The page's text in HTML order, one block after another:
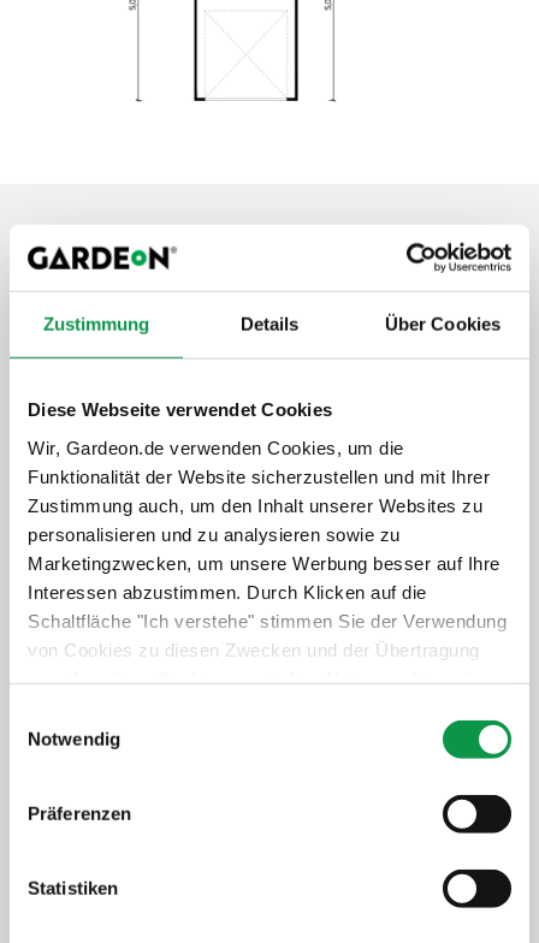
Zustimmung Details Über Cookies
Diese Webseite verwendet Cookies
Wir, Gardeon.de verwenden Cookies, um die
Funktionalität der Website sicherzustellen und mit Ihrer
Zustimmung auch, um den Inhalt unserer Websites zu
personalisieren und zu analysieren sowie zu
Marketingzwecken, um unsere Werbung besser auf Ihre
Interessen abzustimmen. Durch Klicken auf die
Schaltfläche "Ich verstehe" stimmen Sie der Verwendung
von Cookies zu diesen Zwecken und der Übertragung
Werbung in sozialen Netzwerken und Werbenetzwerken
auf anderen Websites zu. Diese Zustimmung ist freiwillig
Informationen zu den verwendeten Cookies, zu Ihren
der Verwendung von Cookies nicht oder nur teilweise
zuzustimmen, finden Sie unter dem Link „Detaillierte
Notwendig
Präferenzen
Statistiken
Aufwertung und Extras
Schneller und professioneller Service
Langfristiger Schutz der Investition
+622,-€
Details anzeigen Verbindlich auswählen
Isolierte Wände GARDEON
Thermopanel
Mehr Komfort im Winter und Sommer
Details anzeigen